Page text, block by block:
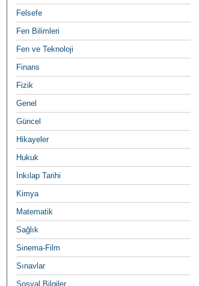
Felsefe
Fen Bilimleri
Fen ve Teknoloji
Finans
Fizik
Genel
Güncel
Hikayeler
Hukuk
İnkılap Tarihi
Kimya
Matematik
Sağlık
Sinema-Film
Sınavlar
Sosyal Bilgiler